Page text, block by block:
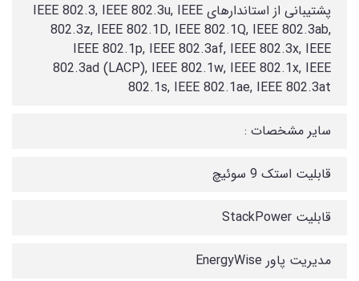
پشتیبانی از استاندارهای IEEE 802.3, IEEE 802.3u, IEEE
802.3z, IEEE 802.1D, IEEE 802.1Q, IEEE 802.3ab,
IEEE 802.1p, IEEE 802.3af, IEEE 802.3x, IEEE
802.3ad (LACP), IEEE 802.1w, IEEE 802.1x, IEEE
802.1s, IEEE 802.1ae, IEEE 802.3at
سایر مشخصات :
قابلیت استک 9 سوئیچ
قابلیت StackPower
مدیریت پاور EnergyWise